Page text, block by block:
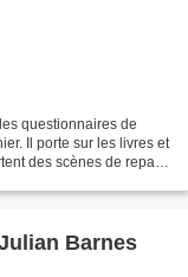
questionnaires de
Il porte sur les livres et
des scènes de repas
Barnes